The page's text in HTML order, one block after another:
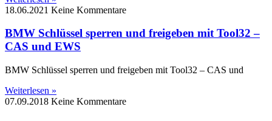
18.06.2021 Keine Kommentare
BMW Schlüssel sperren und freigeben mit Tool32 –
CAS und EWS
BMW Schlüssel sperren und freigeben mit Tool32 – CAS und
Weiterlesen »
07.09.2018 Keine Kommentare